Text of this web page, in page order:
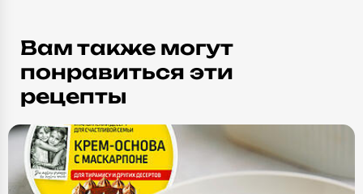
Вам также могут
понравиться эти
рецепты